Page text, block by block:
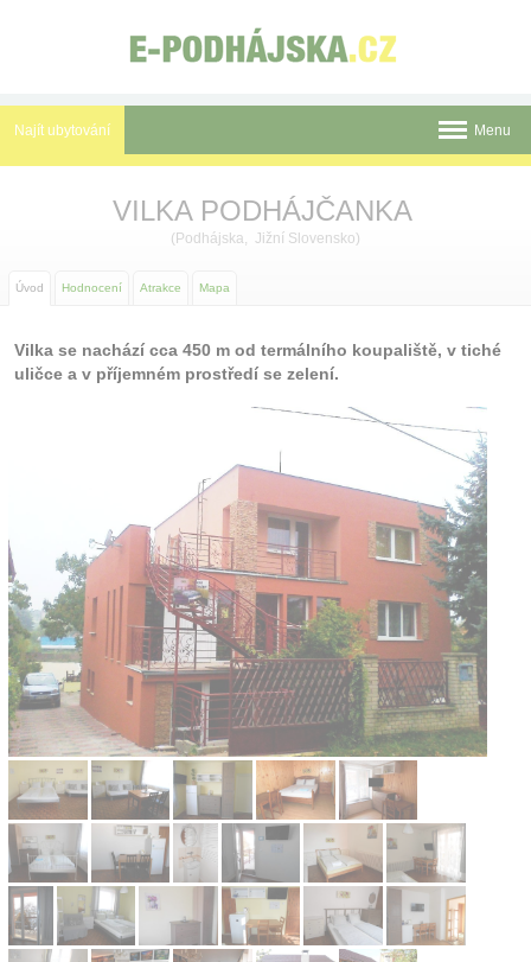
Najít ubytování
Termální koupaliště
Římské lázně
Tištěné katalogy
O nás
Kontakt
Menu
VILKA PODHÁJČANKA
(Podhájska, Jižní Slovensko)
Úvod Hodnocení Atrakce Mapa
Vilka se nachází cca 450 m od termálního koupaliště, v tiché
uličce a v příjemném prostředí se zelení.